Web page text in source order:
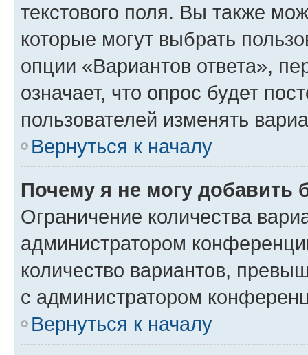
текстового поля. Вы также
которые могут выбрать
опции «Вариантов ответа»,
означает, что опрос будет
пользователей изменять
Вернуться к началу
Почему я не могу добавить
Ограничение количества
администратором
количество вариантов,
с администратором
Вернуться к началу